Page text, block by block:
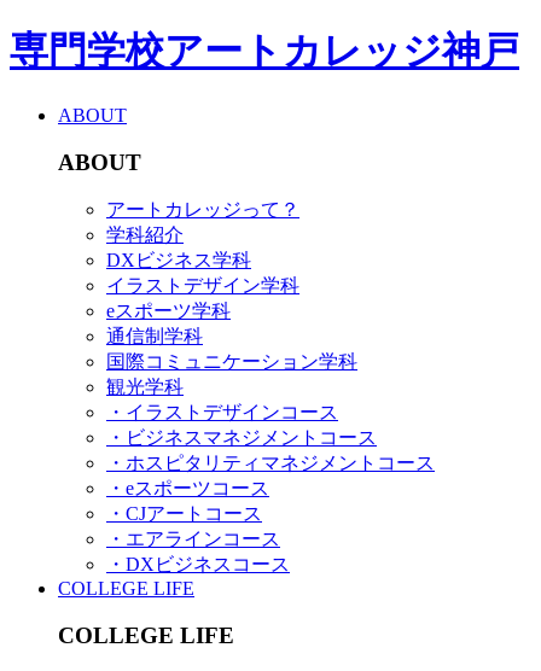
専門学校アートカレッジ神戸
ABOUT
ABOUT
アートカレッジって？
学科紹介
DXビジネス学科
イラストデザイン学科
eスポーツ学科
通信制学科
国際コミュニケーション学科
観光学科
・イラストデザインコース
・ビジネスマネジメントコース
・ホスピタリティマネジメントコース
・eスポーツコース
・CJアートコース
・エアラインコース
・DXビジネスコース
COLLEGE LIFE
COLLEGE LIFE